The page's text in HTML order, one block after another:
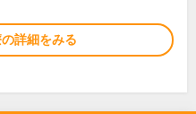
詳細をみる